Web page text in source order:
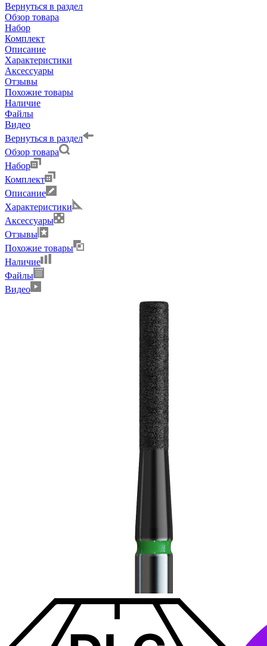
Вернуться в раздел
Обзор товара
Набор
Комплект
Описание
Характеристики
Аксессуары
Отзывы
Похожие товары
Наличие
Файлы
Видео
Вернуться в раздел
Обзор товара
Набор
Комплект
Описание
Характеристики
Аксессуары
Отзывы
Похожие товары
Наличие
Файлы
Видео